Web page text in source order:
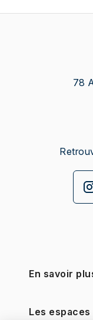
78
En savoir
Les espaces